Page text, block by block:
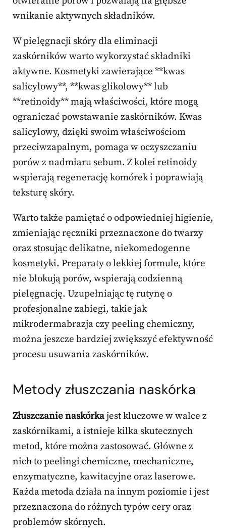
wnikanie aktywnych składników.
W pielęgnacji skóry dla eliminacji
zaskórników warto wykorzystać składniki
aktywne. Kosmetyki zawierające **kwas
salicylowy**, **kwas glikolowy** lub
**retinoidy** mają właściwości, które mogą
ograniczać powstawanie zaskórników. Kwas
salicylowy, dzięki swoim właściwościom
przeciwzapalnym, pomaga w oczyszczaniu
porów z nadmiaru sebum. Z kolei retinoidy
wspierają regenerację komórek i poprawiają
teksturę skóry.
Warto także pamiętać o odpowiedniej higienie,
zmieniając ręczniki przeznaczone do twarzy
oraz stosując delikatne, niekomedogenne
kosmetyki. Preparaty o lekkiej formule, które
nie blokują porów, wspierają codzienną
pielęgnację. Uzupełniając tę rutynę o
profesjonalne zabiegi, takie jak
mikrodermabrazja czy peeling chemiczny,
można jeszcze bardziej zwiększyć efektywność
procesu usuwania zaskórników.
Metody złuszczania naskórka
Złuszczanie naskórkajest kluczowe w walce z
zaskórnikami, a istnieje kilka skutecznych
metod, które można zastosować. Główne z
nich to peelingi chemiczne, mechaniczne,
enzymatyczne, kawitacyjne oraz laserowe.
Każda metoda działa na innym poziomie i jest
przeznaczona do różnych typów cery oraz
problemów skórnych.